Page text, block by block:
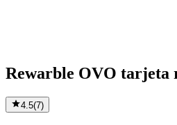
Rewarble OVO tarjeta
4.5(7)